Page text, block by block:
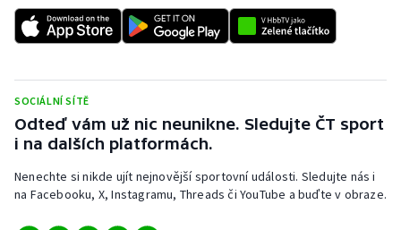
Stolní tenis
Triatlon
Veslování
SOCIÁLNÍ SÍTĚ
Odteď vám už nic neunikne. Sledujte ČT sport
i na dalších platformách.
Nenechte si nikde ujít nejnovější sportovní události. Sledujte nás i
na Facebooku, X, Instagramu, Threads či YouTube a buďte v obraze.